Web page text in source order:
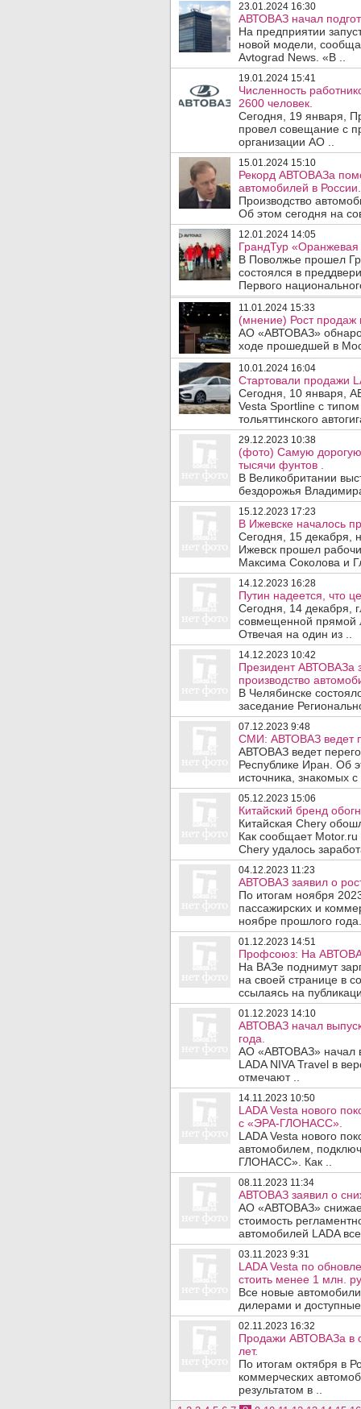
23.01.2024 16:30
АВТОВАЗ начал
На предприятии
новой модели,
Avtograd News. «В ..
19.01.2024 15:41
Численность
2600 человек.
Сегодня, 19 января,
провел совещание с
организации АО ..
15.01.2024 15:10
Рекорд АВТОВАЗа
автомобилей в России.
Производство
Об этом сегодня на
12.01.2024 14:05
ГрандТур
В Поволжье прошел
состоялся в
Первого
11.01.2024 15:33
(мнение) Рост продаж
АО «АВТОВАЗ»
ходе прошедшей в
10.01.2024 16:04
Стартовали продажи
Сегодня, 10 января,
Vesta Sportline с
тольяттинского
29.12.2023 10:38
(фото) Самую
тысячи фунтов .
В Великобритании
бездорожья
15.12.2023 17:23
В Ижевске началось
Сегодня, 15 декабря,
Ижевск прошел
Максима Соколова и
14.12.2023 16:28
Путин надеется, что
Сегодня, 14 декабря,
совмещенной прямой
Отвечая на один из ..
14.12.2023 10:42
Президент АВТОВАЗа
производство
В Челябинске
заседание
07.12.2023 9:48
СМИ: АВТОВАЗ ведет
АВТОВАЗ ведет
Республике Иран. Об
источника, знакомых
05.12.2023 15:06
Китайский бренд
Китайская Chery
Как сообщает
Chery удалось
04.12.2023 11:23
АВТОВАЗ заявил о
По итогам ноября
пассажирских и
ноябре прошлого
01.12.2023 14:51
Профсоюз: На
На ВАЗе поднимут
на своей странице в
ссылаясь на
01.12.2023 14:10
АВТОВАЗ начал
года.
АО «АВТОВАЗ» начал
LADA NIVA Travel в
отмечают ..
14.11.2023 10:50
LADA Vesta нового
с «ЭРА-ГЛОНАСС».
LADA Vesta нового
автомобилем,
ГЛОНАСС». Как ..
08.11.2023 11:34
АВТОВАЗ заявил о
АО «АВТОВАЗ»
стоимость
автомобилей LADA
03.11.2023 9:31
LADA Vesta по
стоить менее 1 млн.
Все новые
дилерами и
02.11.2023 16:32
Продажи АВТОВАЗа в
лет.
По итогам октября в
коммерческих
результатом в ..